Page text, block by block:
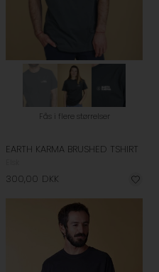
Fås i flere størrelser
EARTH KARMA BRUSHED TSHIRT
300,00 DKK